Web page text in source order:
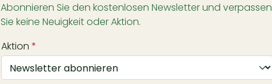
Abonnieren Sie den kostenlosen Newsletter und verpassen
Sie keine Neuigkeit oder Aktion.
Aktion *